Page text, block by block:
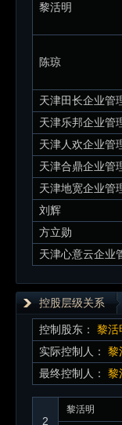
黎活明
陈琼
天津田长企业管
天津乐邦企业管
天津人欢企业管
天津合鼎企业管
天津地宽企业管
刘辉
方立勋
天津心意云企业
控股层级关系
控制股东： 黎活
实际控制人：
黎
最终控制人：
黎
2
黎活明